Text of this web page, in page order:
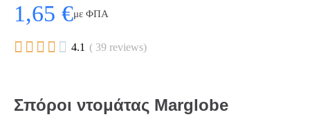
1,65 €με ΦΠΑ
     4.1 ( 39 reviews)
Σπόροι ντομάτας Marglobe